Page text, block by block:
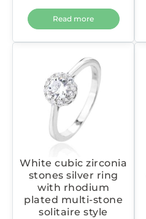
Read more
White cubic zirconia
stones silver ring
with rhodium
plated multi-stone
solitaire style